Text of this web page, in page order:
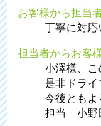
お客様から担当
丁寧に対応
担当者からお客
小澤様、こ
是非ドライ
今後ともよ
担当 小野